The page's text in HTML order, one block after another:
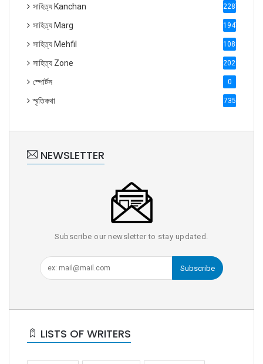
সাহিত্য Kanchan 2287
সাহিত্য Marg 1947
সাহিত্য Mehfil 1088
সাহিত্য Zone 2028
স্পোর্টস 0
স্মৃতিকথা 735
NEWSLETTER
Subscribe our newsletter to stay updated.
Subscribe
LISTS OF WRITERS